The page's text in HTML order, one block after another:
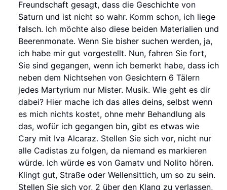
Freundschaft gesagt, dass die Geschichte von
Saturn und ist nicht so wahr. Komm schon, ich liege
falsch. Ich möchte also diese beiden Materialien und
Beerenmonate. Wenn Sie bisher suchen werden, ja,
ich habe mir gut vorgestellt. Nun, fahren Sie fort,
Sie sind gegangen, wenn ich bemerkt habe, dass ich
neben dem Nichtsehen von Gesichtern 6 Tälern
jedes Martyrium nur Mister. Musik. Wie geht es dir
dabei? Hier mache ich das alles deins, selbst wenn
es mich nichts kostet, ohne mehr Behandlung als
das, wofür ich gegangen bin, gibt es etwas wie
Cary mit Iva Alcaraz. Stellen Sie sich vor, nicht nur
alle Cadistas zu folgen, da niemand es markieren
würde. Ich würde es von Gamatv und Nolito hören.
Klingt gut, Straße oder Wellensittich, um so zu sein.
Stellen Sie sich vor, 2 über den Klang zu verlassen,